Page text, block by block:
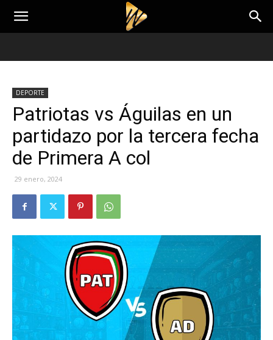
DEPORTE
Patriotas vs Águilas en un
partidazo por la tercera fecha
de Primera A col
29 enero, 2024